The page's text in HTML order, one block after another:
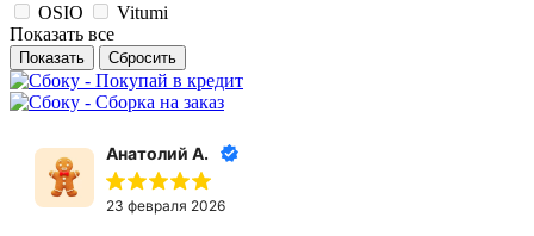
OSIO
Vitumi
Показать все
Сбросить
Анатолий А.
23 февраля 2026